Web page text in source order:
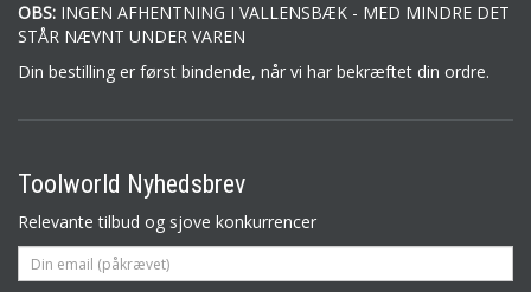
OBS: INGEN AFHENTNING I VALLENSBÆK - MED MINDRE DET
STÅR NÆVNT UNDER VAREN
Din bestilling er først bindende, når vi har bekræftet din ordre.
Toolworld Nyhedsbrev
Relevante tilbud og sjove konkurrencer